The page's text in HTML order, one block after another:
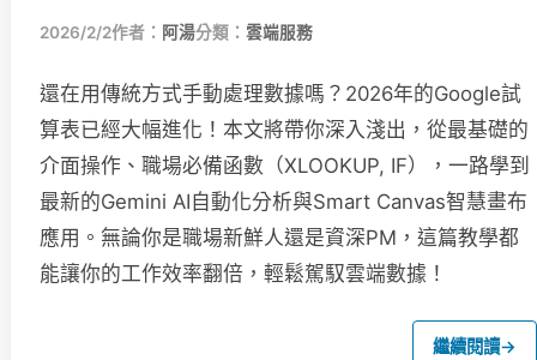
2026/2/2作者： 阿湯分類： 雲端服務
還在用傳統方式手動處理數據嗎？2026年的Google試
算表已經大幅進化！本文將帶你深入淺出，從最基礎的
介面操作、職場必備函數（XLOOKUP, IF），一路學到
最新的Gemini AI自動化分析與Smart Canvas智慧畫布
應用。無論你是職場新鮮人還是資深PM，這篇教學都
能讓你的工作效率翻倍，輕鬆駕馭雲端數據！
繼續閱讀→